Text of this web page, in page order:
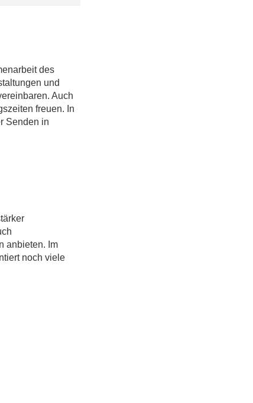
arbeitdes
altungen und
reinbaren. Auch
szeiten freuen. In
Senden in
anbieten. Im
noch viele